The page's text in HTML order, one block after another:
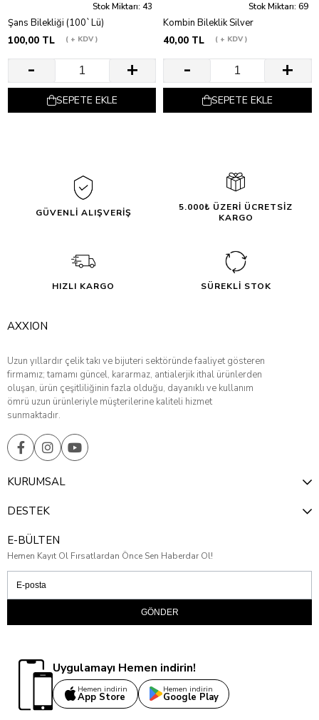
Stok Miktarı: 43
Şans Bilekliği (100`Lü)
100,00 TL
+ KDV
SEPETE EKLE
Stok Miktarı: 69
Kombin Bileklik Silver
40,00 TL
+ KDV
SEPETE EKLE
GÜVENLİ ALIŞVERİŞ
5.000₺ ÜZERİ ÜCRETSİZ
KARGO
HIZLI KARGO SÜREKLİ STOK
AXXION
Uzun yıllardır çelik takı ve bijuteri sektöründe faaliyet gösteren
firmamız; tamamı güncel, kararmaz, antialerjik ithal ürünlerden
oluşan, ürün çeşitliliğinin fazla olduğu, dayanıklı ve kullanım
ömrü uzun ürünleriyle müşterilerine kaliteli hizmet
sunmaktadır.
KURUMSAL
DESTEK
E-BÜLTEN
Hemen Kayıt Ol Fırsatlardan Önce Sen Haberdar Ol!
GÖNDER
Uygulamayı Hemen indirin!
Hemen indirin
App Store
Hemen indirin
Google Play